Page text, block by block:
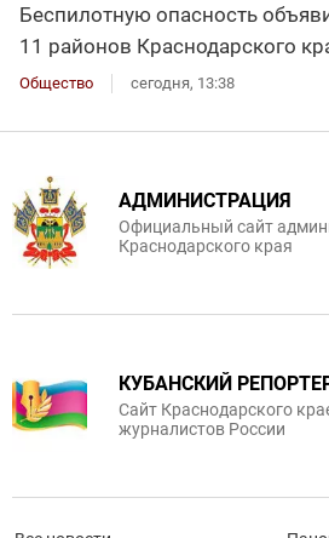
Беспилотную опасность
11 районов Краснодарского
Общество сегодня, 13:38
АДМИНИСТРАЦИЯ
Официальный сайт
Краснодарского края
КУБАНСКИЙ
Сайт Краснодарского
журналистов России